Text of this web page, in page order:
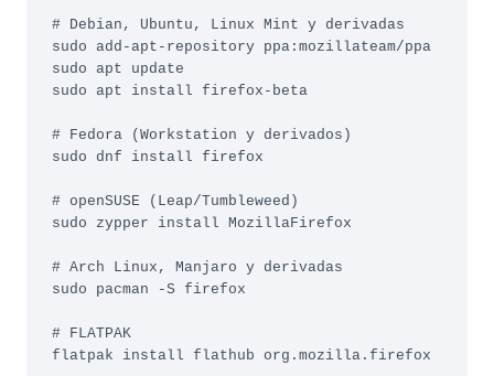
# Debian, Ubuntu, Linux Mint y derivadas
sudo add-apt-repository ppa:mozillateam/ppa
sudo apt update
sudo apt install firefox-beta
# Fedora (Workstation y derivados)
sudo dnf install firefox
# openSUSE (Leap/Tumbleweed)
sudo zypper install MozillaFirefox
# Arch Linux, Manjaro y derivadas
sudo pacman -S firefox
# FLATPAK
flatpak install flathub org.mozilla.firefox